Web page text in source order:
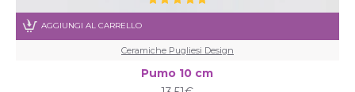
Ceramiche Pugliesi Design
Pumo 10 cm
AGGIUNGI AL CARRELLO